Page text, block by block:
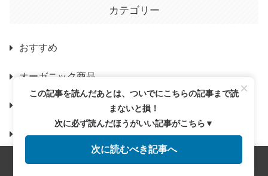
カテゴリー
おすすめ
オーガニック商品
コーヒーの歴史と文化
コーヒーの種類と特徴
コーヒーの選び方と保存
サイドバー
×
この記事を読んだあとは、ついでにこちらの記事まで読
まないと損！
次に必ず読んだほうがいい記事がこちら▼
次に読むべき記事へ